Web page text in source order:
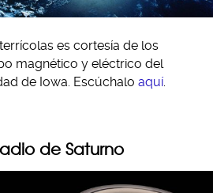
es cortesía de los
magnético y eléctrico del
de Iowa. Escúchalo aquí.
de Saturno